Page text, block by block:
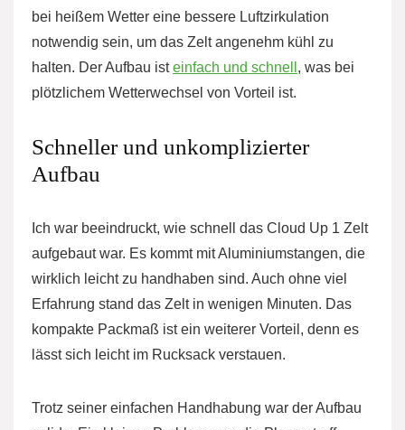
bei heißem Wetter eine bessere Luftzirkulation
notwendig sein, um das Zelt angenehm kühl zu
halten. Der Aufbau isteinfach und schnell , was bei
plötzlichem Wetterwechsel von Vorteil ist.
Schneller und unkomplizierter
Aufbau
Ich war beeindruckt, wie schnell das Cloud Up 1 Zelt
aufgebaut war. Es kommt mit Aluminiumstangen, die
wirklich leicht zu handhaben sind. Auch ohne viel
Erfahrung stand das Zelt in wenigen Minuten. Das
kompakte Packmaß ist ein weiterer Vorteil, denn es
lässt sich leicht im Rucksack verstauen.
Trotz seiner einfachen Handhabung war der Aufbau